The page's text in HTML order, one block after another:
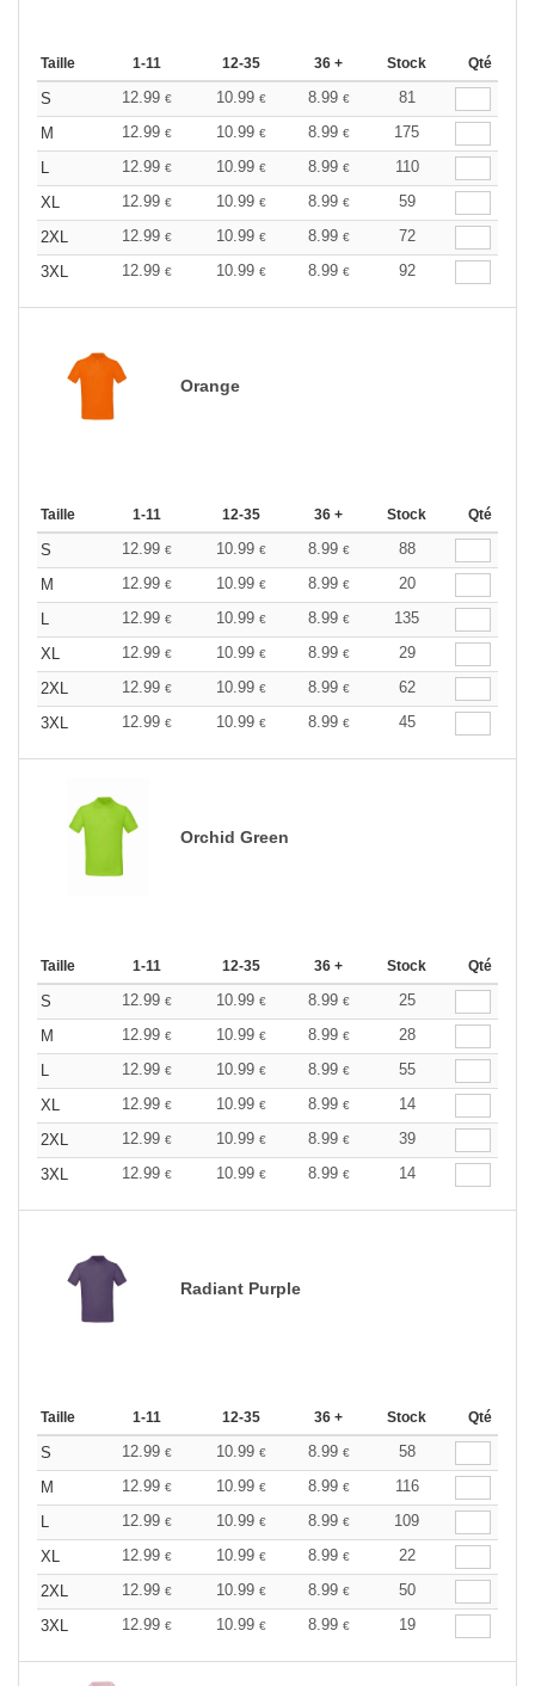
Taille 1-11 12-35 36 + Stock Qté
S 12.99 € 10.99 € 8.99 €
81
M
12.99 € 10.99 € 8.99 €
175
L
12.99 € 10.99 € 8.99 €
110
XL
12.99 € 10.99 € 8.99 €
59
2XL
12.99 € 10.99 € 8.99 €
72
3XL
12.99 € 10.99 € 8.99 € 92
Orange
Taille 1-11 12-35 36 + Stock Qté
S 12.99 € 10.99 € 8.99 €
88
M
12.99 € 10.99 € 8.99 €
20
L
12.99 € 10.99 € 8.99 €
135
XL
12.99 € 10.99 € 8.99 €
29
2XL
12.99 € 10.99 € 8.99 €
62
3XL
12.99 € 10.99 € 8.99 € 45
Orchid Green
Taille 1-11 12-35 36 + Stock Qté
S 12.99 € 10.99 € 8.99 €
25
M
12.99 € 10.99 € 8.99 €
28
L
12.99 € 10.99 € 8.99 €
55
XL
12.99 € 10.99 € 8.99 €
14
2XL
12.99 € 10.99 € 8.99 €
39
3XL
12.99 € 10.99 € 8.99 € 14
Radiant Purple
Taille 1-11 12-35 36 + Stock Qté
S 12.99 € 10.99 € 8.99 €
58
M
12.99 € 10.99 € 8.99 €
116
L
12.99 € 10.99 € 8.99 €
109
XL
12.99 € 10.99 € 8.99 €
22
2XL
12.99 € 10.99 € 8.99 €
50
3XL
12.99 € 10.99 € 8.99 € 19